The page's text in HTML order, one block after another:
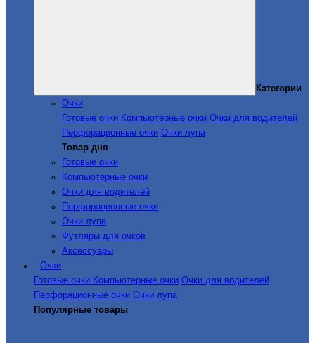
Категории
Очки
Готовые очки Компьютерные очки Очки для водителей
Перфорационные очки Очки лупа
Товар дня
Готовые очки
Компьютерные очки
Очки для водителей
Перфорационные очки
Очки лупа
Футляры для очков
Аксессуары
Очки
Готовые очки Компьютерные очки Очки для водителей
Перфорационные очки Очки лупа
Популярные товары